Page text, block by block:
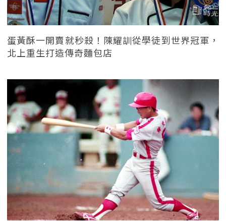
蛋黃酥一開賣就秒殺！陳耀訓從學徒到世界冠軍，
北上重生打造傳奇麵包店